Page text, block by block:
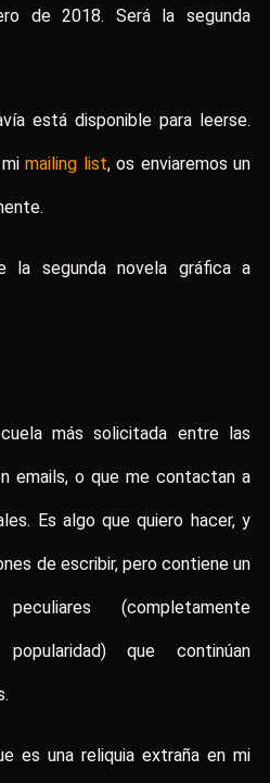
de 2018. Será la segunda
está disponible para leerse.
mimailing list, os enviaremos un
la segunda novela gráfica a
más solicitada entre las
emails, o que me contactan a
Es algo que quiero hacer, y
de escribir, pero contiene un
(completamente
que continúan
es una reliquia extraña en mi